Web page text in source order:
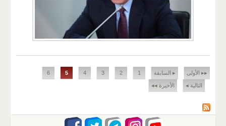
الصفحات
▸▸ الأولى ▸ السابقة 1
2
3
4
5
6
التالية ◂ الأخيرة ◂◂